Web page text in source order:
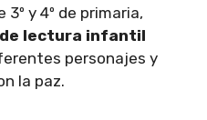
y 4º de primaria,
lectura infantil
personajes y
la paz.